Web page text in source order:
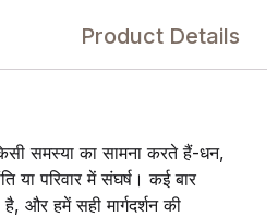
Product Details
समस्या का सामना करते हैं-धन,
या परिवार में संघर्ष। कई बार
और हमें सही मार्गदर्शन की